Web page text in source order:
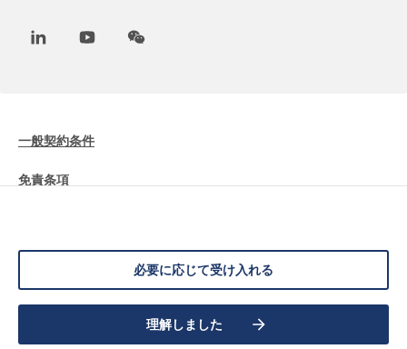
必要に応じて受け入れる
理解しました
LinkedInYoutubeWeChat
2026 Allnex Netherlands B.V.
一般契約条件
免責条項
データ保護